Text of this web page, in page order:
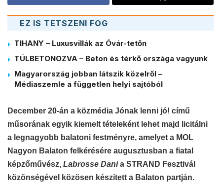
EZ IS TETSZENI FOG
TIHANY – Luxusvillák az Óvár-tetőn
TÚLBETONOZVA – Beton és térkő országa vagyunk
Magyarország jobban látszik közelről –
Médiaszemle a független helyi sajtóból
December 20-án a közmédia Jónak lenni jó! című
műsorának egyik kiemelt tételeként lehet majd licitálni
a legnagyobb balatoni festményre, amelyet a MOL
Nagyon Balaton felkérésére augusztusban a fiatal
képzőművész, Labrosse Dania STRAND Fesztivál
közönségével közösen készített a Balaton partján.